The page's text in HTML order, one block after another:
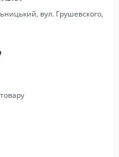
вул. Грушевского,